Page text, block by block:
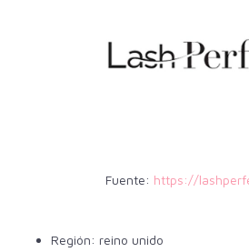
Fuente: https://
Región: reino unido